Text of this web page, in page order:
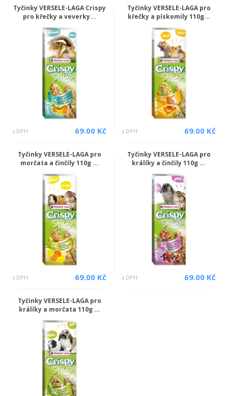
Tyčinky VERSELE-LAGA Crispy
pro křečky a veverky...
s DPH 69.00 Kč
Tyčinky VERSELE-LAGA pro
křečky a pískomily 110g...
s DPH 69.00 Kč
Tyčinky VERSELE-LAGA pro
morčata a činčily 110g ...
s DPH 69.00 Kč
Tyčinky VERSELE-LAGA pro
králíky a činčily 110g ...
s DPH 69.00 Kč
Tyčinky VERSELE-LAGA pro
králíky a morčata 110g ...